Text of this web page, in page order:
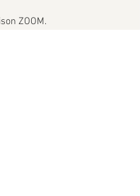
ZOOM.